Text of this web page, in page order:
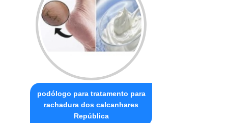
podólogo para tratamento para
rachadura dos calcanhares
República